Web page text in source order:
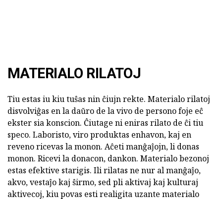
MATERIALO RILATOJ
Tiu estas iu kiu tuŝas nin ĉiujn rekte. Materialo rilatoj
disvolviĝas en la daŭro de la vivo de persono foje eĉ
ekster sia konscion. Ĉiutage ni eniras rilato de ĉi tiu
speco. Laboristo, viro produktas enhavon, kaj en
reveno ricevas la monon. Aĉeti manĝaĵojn, li donas
monon. Ricevi la donacon, dankon. Materialo bezonoj
estas efektive starigis. Ili rilatas ne nur al manĝaĵo,
akvo, vestaĵo kaj ŝirmo, sed pli aktivaj kaj kulturaj
aktivecoj, kiu povas esti realigita uzante materialo